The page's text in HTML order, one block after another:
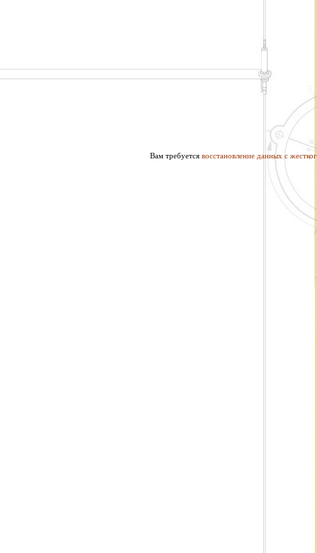
Вам требуется восстановление данных с